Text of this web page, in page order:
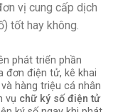
vị cung cấp dịch
tốt hay không.
phát triển phần
đơn điện tử, kê khai
hàng triệu cá nhân
vụ chữ ký số điện tử